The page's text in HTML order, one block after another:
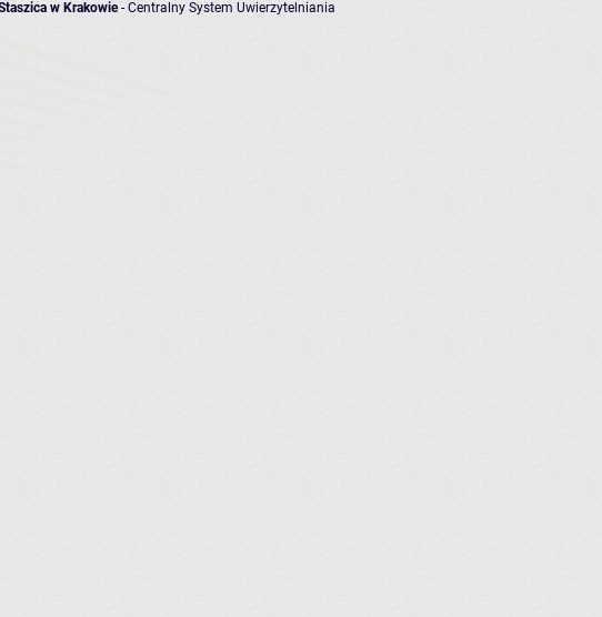
w Krakowie- Centralny System Uwierzytelniania